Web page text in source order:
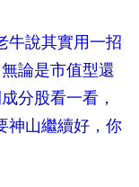
牛說其實用一招
論是市值型還
分股看一看，
神山繼續好，你